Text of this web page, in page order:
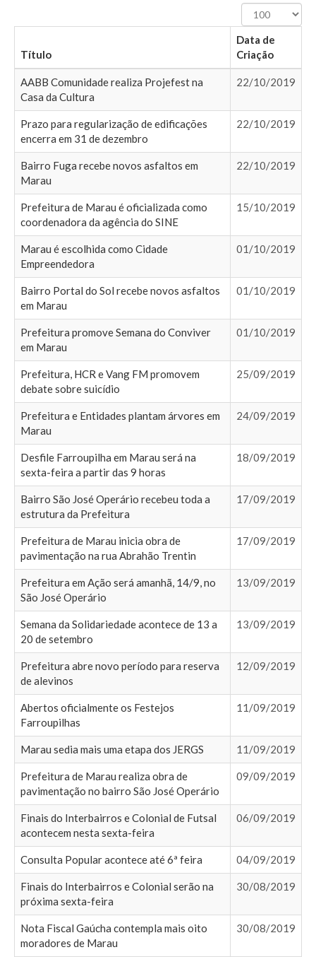
Exibir
#
Título
Data de
Criação
AABB Comunidade realiza Projefest na
Casa da Cultura
22/10/2019
Prazo para regularização de edificações
encerra em 31 de dezembro
22/10/2019
Bairro Fuga recebe novos asfaltos em
Marau
22/10/2019
Prefeitura de Marau é oficializada como
coordenadora da agência do SINE
15/10/2019
Marau é escolhida como Cidade
Empreendedora
01/10/2019
Bairro Portal do Sol recebe novos asfaltos
em Marau
01/10/2019
Prefeitura promove Semana do Conviver
em Marau
01/10/2019
Prefeitura, HCR e Vang FM promovem
debate sobre suicídio
25/09/2019
Prefeitura e Entidades plantam árvores em
Marau
24/09/2019
Desfile Farroupilha em Marau será na
sexta-feira a partir das 9 horas
18/09/2019
Bairro São José Operário recebeu toda a
estrutura da Prefeitura
17/09/2019
Prefeitura de Marau inicia obra de
pavimentação na rua Abrahão Trentin
17/09/2019
Prefeitura em Ação será amanhã, 14/9, no
São José Operário
13/09/2019
Semana da Solidariedade acontece de 13 a
20 de setembro
13/09/2019
Prefeitura abre novo período para reserva
de alevinos
12/09/2019
Abertos oficialmente os Festejos
Farroupilhas
11/09/2019
Marau sedia mais uma etapa dos JERGS 11/09/2019
Prefeitura de Marau realiza obra de
pavimentação no bairro São José Operário
09/09/2019
Finais do Interbairros e Colonial de Futsal
acontecem nesta sexta-feira
06/09/2019
Consulta Popular acontece até 6ª feira 04/09/2019
Finais do Interbairros e Colonial serão na
próxima sexta-feira
30/08/2019
Nota Fiscal Gaúcha contempla mais oito
moradores de Marau
30/08/2019